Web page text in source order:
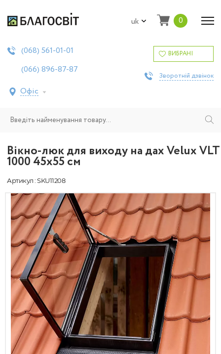
uk 0
(068) 561-01-01
(066) 896-87-87
Офіс
ВИБРАНІ
Зворотній дзвінок
Вікно-люк для виходу на дах Velux VLT
1000 45x55 см
Артикул : SKU11208